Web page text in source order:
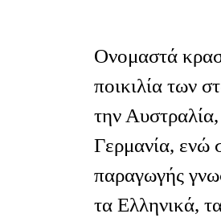
Ονομαστά
ποικιλία των
την
Γερμανία, ενώ
παραγωγής
τα Ελληνικά,